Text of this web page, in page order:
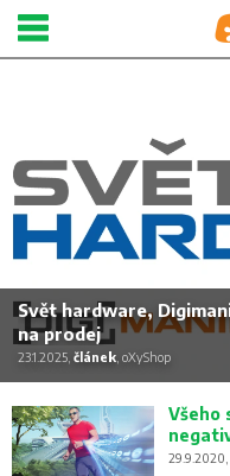
Svět hardware,
na prodej
23.1.2025, článek , oXyShop
Všeho